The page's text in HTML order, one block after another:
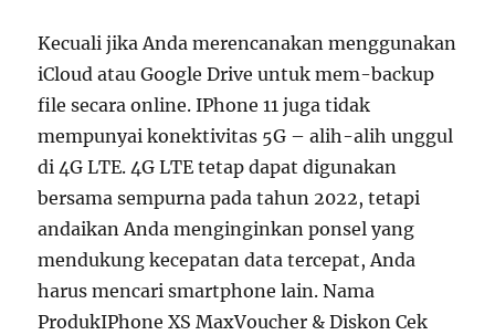
Kecuali jika Anda merencanakan menggunakan
iCloud atau Google Drive untuk mem-backup
file secara online. IPhone 11 juga tidak
mempunyai konektivitas 5G – alih-alih unggul
di 4G LTE. 4G LTE tetap dapat digunakan
bersama sempurna pada tahun 2022, tetapi
andaikan Anda menginginkan ponsel yang
mendukung kecepatan data tercepat, Anda
harus mencari smartphone lain. Nama
ProdukIPhone XS MaxVoucher & Diskon Cek